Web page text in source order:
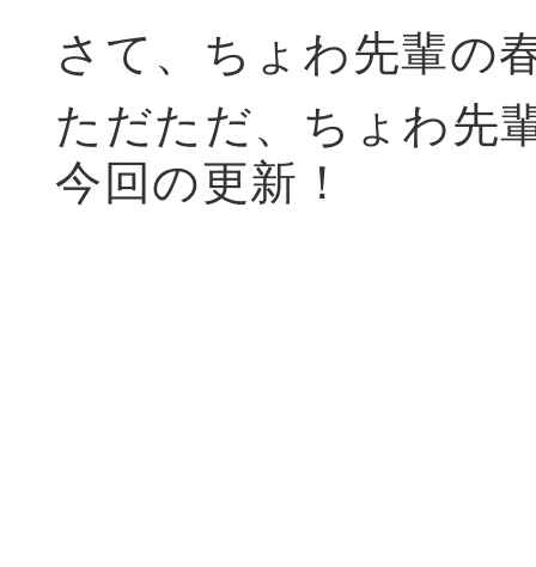
さて、ちょわ先輩の
ただただ、ちょわ先
今回の更新！